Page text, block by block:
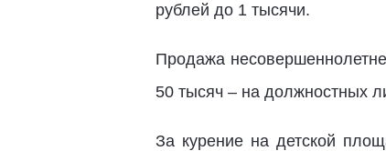
рублей до 1 тысячи.
Продажа
50 тысяч – на должностных
За курение на детской